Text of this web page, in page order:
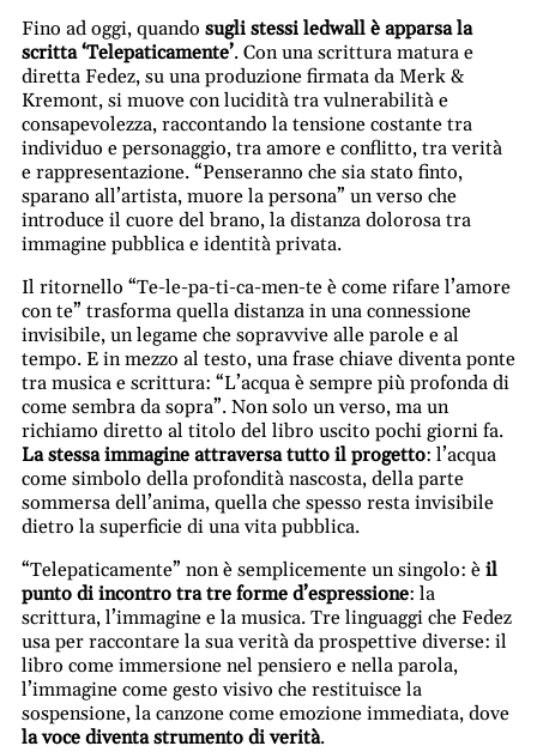
Fino ad oggi, quando sugli stessi ledwall è apparsa la
scritta ‘Telepaticamente’. Con una scrittura matura e
diretta Fedez, su una produzione firmata da Merk &
Kremont, si muove con lucidità tra vulnerabilità e
consapevolezza, raccontando la tensione costante tra
individuo e personaggio, tra amore e conflitto, tra verità
e rappresentazione. “Penseranno che sia stato finto,
sparano all’artista, muore la persona” un verso che
introduce il cuore del brano, la distanza dolorosa tra
immagine pubblica e identità privata.
Il ritornello “Te-le-pa-ti-ca-men-te è come rifare l’amore
con te” trasforma quella distanza in una connessione
invisibile, un legame che sopravvive alle parole e al
tempo. E in mezzo al testo, una frase chiave diventa ponte
tra musica e scrittura: “L’acqua è sempre più profonda di
come sembra da sopra”. Non solo un verso, ma un
richiamo diretto al titolo del libro uscito pochi giorni fa.
La stessa immagine attraversa tutto il progetto: l’acqua
come simbolo della profondità nascosta, della parte
sommersa dell’anima, quella che spesso resta invisibile
dietro la superficie di una vita pubblica.
“Telepaticamente” non è semplicemente un singolo: è il
punto di incontro tra tre forme d’espressione: la
scrittura, l’immagine e la musica. Tre linguaggi che Fedez
usa per raccontare la sua verità da prospettive diverse: il
libro come immersione nel pensiero e nella parola,
l’immagine come gesto visivo che restituisce la
sospensione, la canzone come emozione immediata, dove
la voce diventa strumento di verità.